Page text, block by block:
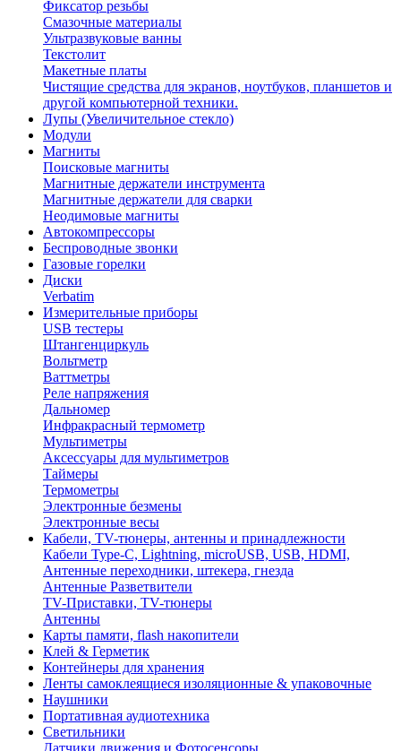
Фиксатор резьбы
Смазочные материалы
Ультразвуковые ванны
Текстолит
Макетные платы
Чистящие средства для экранов, ноутбуков, планшетов и
другой компьютерной техники.
Лупы (Увеличительное стекло)
Модули
Магниты
Поисковые магниты
Магнитные держатели инструмента
Магнитные держатели для сварки
Неодимовые магниты
Автокомпрессоры
Беспроводные звонки
Газовые горелки
Диски
Verbatim
Измерительные приборы
USB тестеры
Штангенциркуль
Вольтметр
Ваттметры
Реле напряжения
Дальномер
Инфракрасный термометр
Мультиметры
Аксессуары для мультиметров
Таймеры
Термометры
Электронные безмены
Электронные весы
Кабели, TV-тюнеры, антенны и принадлежности
Кабели Type-C, Lightning, microUSB, USB, HDMI,
Антенные переходники, штекера, гнезда
Антенные Разветвители
TV-Приставки, TV-тюнеры
Антенны
Карты памяти, flash накопители
Клей & Герметик
Контейнеры для хранения
Ленты самоклеящиеся изоляционные & упаковочные
Наушники
Портативная аудиотехника
Светильники
Датчики движения и Фотосенсоры